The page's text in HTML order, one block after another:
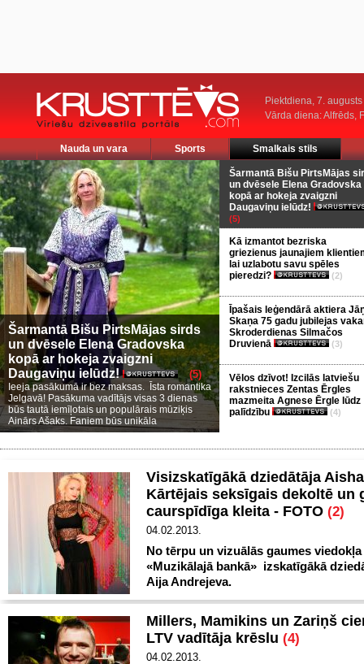
Piektdiena, 7. augusts
Vārda diena: Alfrēds,
Nauda un vara Sports Smalkais stils
Šarmantā Bišu PirtsMājas sirds
un dvēsele Elena Gradovska
kopā ar hokeja zvaigzni
Daugaviņu ielūdz!
(5)
Ieeja pasākumā ir bez maksas. Īsta romantika
Jelgavā! Pasākuma vadītājs visas 3 dienas
būs tautā iemīļotais un populārais mūziķis
Ainārs Ašaks. Faniem būs unikāla
Šarmantā Bišu PirtsMājas
un dvēsele Elena Gradovska
kopā ar hokeja zvaigzni
Daugaviņu ielūdz!
(5)
Kā izmantot bezriska
griezienus jaunajiem
lai uzlabotu savu spēles
pieredzi?
(2)
Īpašais leģendārā aktiera
Skaņa 75 gadu jubilejas
Skroderdienas Silmačos
Druvienā
(3)
Vēlos dzīvot! Izcilās latviešu
rakstnieces Zentas Ērgles
mazmeita Agnese Ērgle lūdz
palīdzību
(4)
Visizskatīgākā dziedātāja
Kārtējais seksīgais dekoltē un
caurspīdīga kleita - FOTO (2)
04.02.2013.
No tērpu un vizuālās gaumes viedokļa
«Muzikālajā bankā» izskatīgākā
Aija Andrejeva.
Millers, Mamikins un Zariņš
LTV vadītāja krēslu (4)
04.02.2013.